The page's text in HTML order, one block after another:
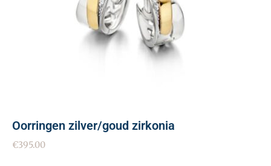
Oorringen zilver/goud zirkonia
€395.00